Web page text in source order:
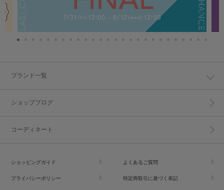
ブランド一覧
ショップブログ
コーディネート
ショッピングガイド よくあるご質問
プライバシーポリシー 特定商取引に基づく表記